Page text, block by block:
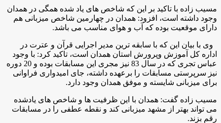
مسیب زاده با تاکید بر این که شاخص های یاد شده همگی در همدان
وجود داشته است، افزود: همدان در چهارمین شاخص میزبانی هم
دارای موقعیت بوده که آب و هوای مناسب می باشد.
وی با بیان این که با سابقه ترین مدیر اجرایی قرآن و عترت در
اداره کل آموزش وپرورش استان همدان است، تاکید کرد: با وجود
عباس تجری که در سال 83 نیز مجری این مسابقات بوده و 20 دوره
نیز سرپرستی مسابقات را برعهده داشته، جای امیدواری فراوانی
برای میزبانی شایسته و موفق همدان وجود دارد.
مسيب زاده گفت: همدان با این ظرفیت ها و شاخص های یادشده
می تواند بهتر از مشهد میزبانی کند و نقطه عطفی را در مسابقات
رقم بزند.